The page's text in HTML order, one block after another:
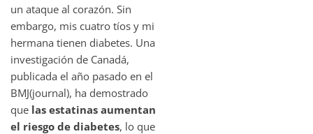
un ataque al corazón. Sin
embargo, mis cuatro tíos y mi
hermana tienen diabetes. Una
investigación de Canadá,
publicada el año pasado en el
BMJ(journal), ha demostrado
que las estatinas aumentan
el riesgo de diabetes, lo que